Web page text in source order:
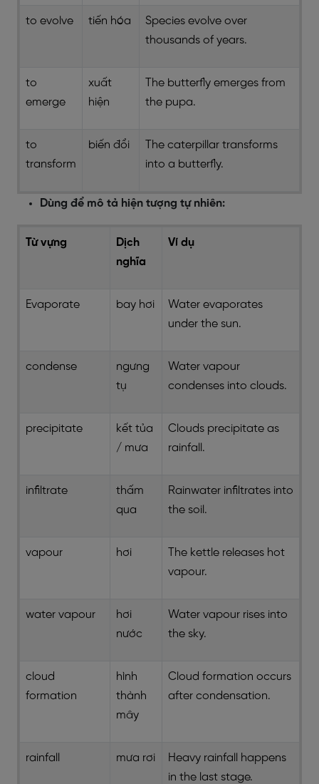
to evolve tiến hóa
Species evolve over
thousands of years.
to
emerge
xuất
hiện
The butterfly emerges from
the pupa.
to
transform
biến đổi
The caterpillar transforms
into a butterfly.
Dùng để mô tả hiện tượng tự nhiên:
Từ vựng
Dịch
nghĩa
Ví dụ
Evaporate bay hơi
Water evaporates
under the sun.
condense
ngưng
tụ
Water vapour
condenses into clouds.
precipitate
kết tủa
/ mưa
Clouds precipitate as
rainfall.
infiltrate
thấm
qua
Rainwater infiltrates into
the soil.
vapour hơi
The kettle releases hot
vapour.
water vapour
hơi
nước
Water vapour rises into
the sky.
cloud
formation
hình
thành
mây
Cloud formation occurs
after condensation.
rainfall mưa rơi
Heavy rainfall happens
in the last stage.